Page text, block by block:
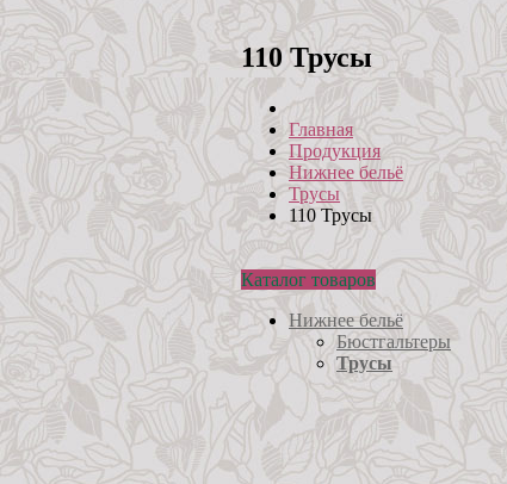
110 Трусы
Главная
Продукция
Нижнее бельё
Трусы
110 Трусы
Каталог товаров
Нижнее бельё
Бюстгальтеры
Трусы